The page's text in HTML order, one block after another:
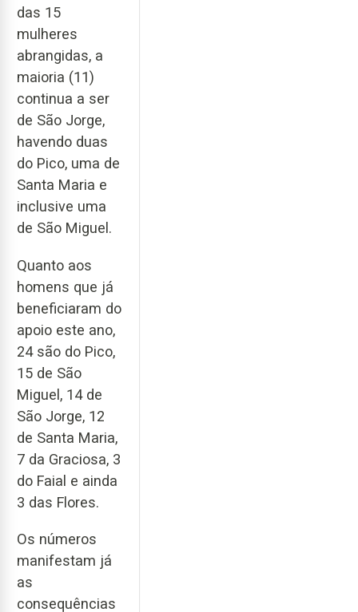
das 15
mulheres
abrangidas, a
maioria (11)
continua a ser
de São Jorge,
havendo duas
do Pico, uma de
Santa Maria e
inclusive uma
de São Miguel.
Quanto aos
homens que já
beneficiaram do
apoio este ano,
24 são do Pico,
15 de São
Miguel, 14 de
São Jorge, 12
de Santa Maria,
7 da Graciosa, 3
do Faial e ainda
3 das Flores.
Os números
manifestam já
as
consequências